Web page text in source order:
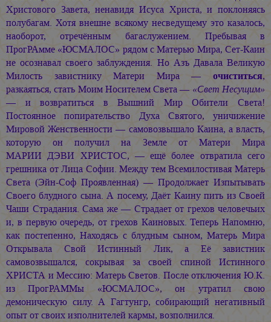
Христового Завета, ненавидя Исуса Христа, и поклоняясь
полубагам. Хотя внешне всякому несведущему это казалось,
наоборот, отречённым багаслужением. Пребывая в
ПрогРАмме «ЮСМАЛОС» рядом с Матерью Мира, Сет-Каин
не осознавал своего заблуждения. Но Азъ Давала Великую
Милость завистнику Матери Мира — очиститься,
разкаяться, стать Моим Носителем Света — «Свет Несущим»
— и возвратиться в Вышний Мир Обители Света!
Постоянное попирательство Духа Святого, уничижение
Мировой Женственности — самовозвышало Каина, а власть,
которую он получил на Земле от Матери Мира
МАРИИ ДЭВИ ХРИСТОС, —ещё более отвратила сего
грешника от Лица Софии. Между тем Всемилостивая Матерь
Света (Эйн-Соф Проявленная) — Продолжает Изпытывать
Своего блудного сына. А посему, Даёт Каину пить из Своей
Чаши Страдания. Сама же — Страдает от грехов человечьих
и, в первую очередь, от грехов Каиновых. Теперь Напомню,
как постепенно, Находясь с блудным сыном, Матерь Мира
Открывала Свой Истинный Лик, а Её завистник
самовозвышался, сокрывая за своей спиной Истинного
ХРИСТА и Мессию: Матерь Светов. После отключения Ю.К.
из ПрогРАММы «ЮСМАЛОС», он утратил свою
демоническую силу. А Гагтунгр, собирающий негативный
опыт от своих изполнителей кармы, возполнился.